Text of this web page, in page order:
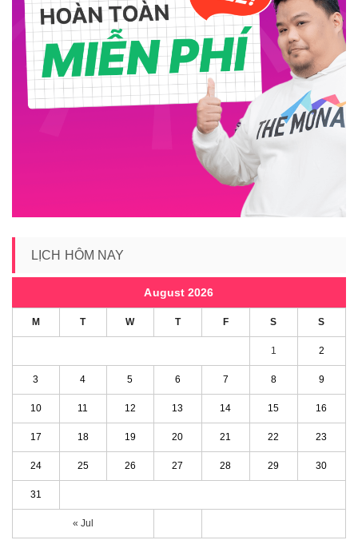
LỊCH HÔM NAY
August 2026
M T W T F S S
« Jul
1 2
3 4 5 6 7 8 9
10 11 12 13 14 15 16
17 18 19 20 21 22 23
24 25 26 27 28 29 30
31